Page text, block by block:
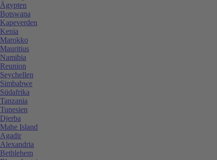
Ägypten
Botswana
Kapeverden
Kenia
Marokko
Mauritius
Namibia
Reunion
Seychellen
Simbabwe
Südafrika
Tanzania
Tunesien
Djerba
Mahe Island
Agadir
Alexandria
Bethlehem